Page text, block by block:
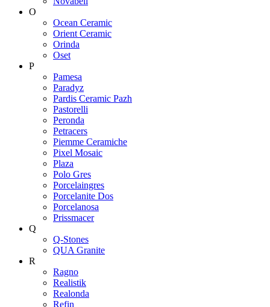
O
Ocean Ceramic
Orient Ceramic
Orinda
Oset
P
Pamesa
Paradyz
Pardis Ceramic Pazh
Pastorelli
Peronda
Petracers
Piemme Ceramiche
Pixel Mosaic
Plaza
Polo Gres
Porcelaingres
Porcelanite Dos
Porcelanosa
Prissmacer
Q
Q-Stones
QUA Granite
R
Ragno
Realistik
Realonda
Refin